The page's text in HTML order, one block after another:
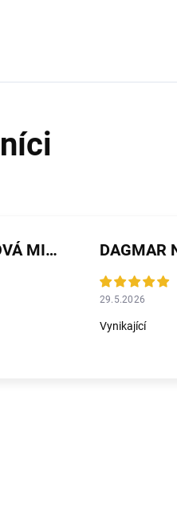
JANA ŘEZNÍČKOVÁ MICHALIČKOVÁ DAGMAR
29.5.2026
Vynikající